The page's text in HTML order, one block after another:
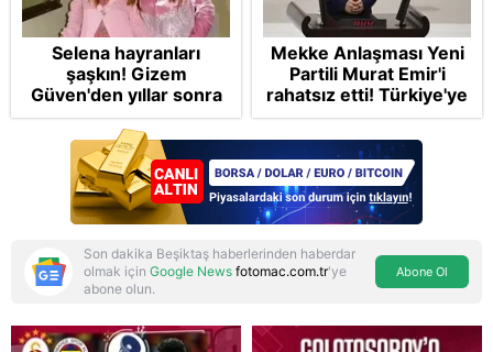
Selena hayranları
şaşkın! Gizem
Güven'den yıllar sonra
gelen Cansu Demirci
itirafı! "Konuşmuyoruz"
Mekke Anlaşması Yeni
Partili Murat Emir'i
rahatsız etti! Türkiye'ye
"paralı muhafız" rolü
biçti
Son dakika Beşiktaş haberlerinden haberdar
olmak için Google News fotomac.com.tr'ye
abone olun.
Abone Ol